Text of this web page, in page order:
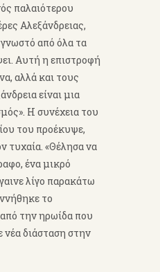
παλαιότερου
Αλεξάνδρειας,
γνωστό από όλα τα
Αυτή η επιστροφή
αλλά και τους
είναι μια
Η συνέχεια του
του προέκυψε,
τυχαία. «Θέλησα να
ένα μικρό
λίγο παρακάτω
το
την ηρωίδα που
διάσταση στην